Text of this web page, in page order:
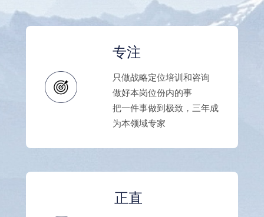
专注
只做战略定位培训和咨询
做好本岗位份内的事
把一件事做到极致，三年成
为本领域专家
正直